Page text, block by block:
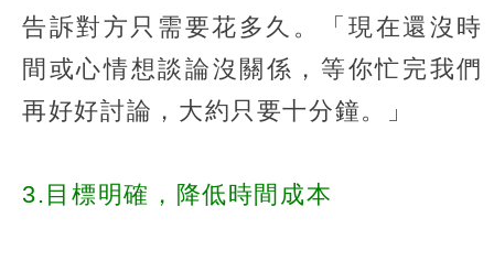
告訴對方只需要花多久。​「現在還沒時
間或心情想談論沒關係，等你忙完我們
再好好討論，大約只要十分鐘。」​
3.目標明確，降低時間成本​